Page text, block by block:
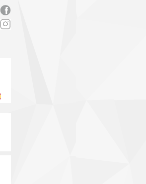
rs_facebook.png